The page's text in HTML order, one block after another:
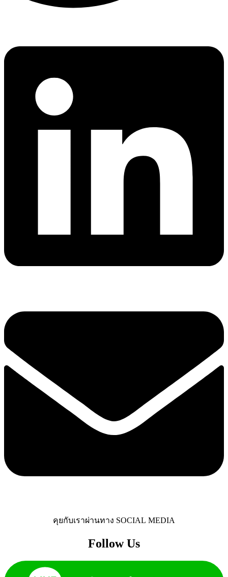
คุยกับเราผ่านทาง SOCIAL MEDIA
Follow Us​